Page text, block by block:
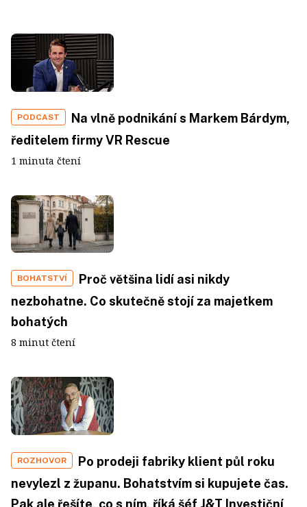
PODCAST
Na vlně podnikání s Markem Bárdym,
ředitelem firmy VR Rescue
1 minuta čtení
BOHATSTVÍ
Proč většina lidí asi nikdy
nezbohatne. Co skutečně stojí za majetkem
bohatých
8 minut čtení
ROZHOVOR
Po prodeji fabriky klient půl roku
nevylezl z županu. Bohatstvím si kupujete čas.
Pak ale řešíte, co s ním, říká šéf J&T Investiční